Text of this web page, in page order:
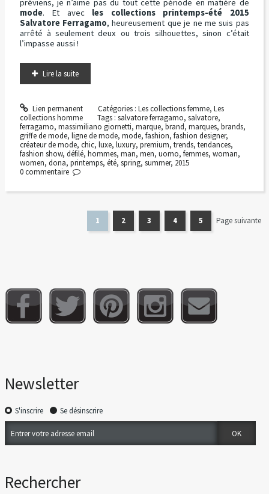
préviens, je n’aime pas du tout cette période en matière de
mode. Et avec les collections printemps-été 2015
Salvatore Ferragamo, heureusement que je ne me suis pas
arrêté à seulement deux ou trois silhouettes, sinon c’était
l’impasse aussi !
Lire la suite
Lien permanent Catégories : Les collections femme, Les
collections homme
Tags :salvatore ferragamo,salvatore,
ferragamo, massimiliano giornetti, marque, brand, marques, brands,
griffe de mode, ligne de mode, mode, fashion, fashion designer,
créateur de mode, chic, luxe, luxury, premium, trends, tendances,
fashion show, défilé, hommes, man, men, uomo, femmes, woman,
women, dona, printemps, été, spring, summer, 2015
0 commentaire
1 2 3 4 5 Page suivante
Newsletter
S'inscrire Se désinscrire
Rechercher